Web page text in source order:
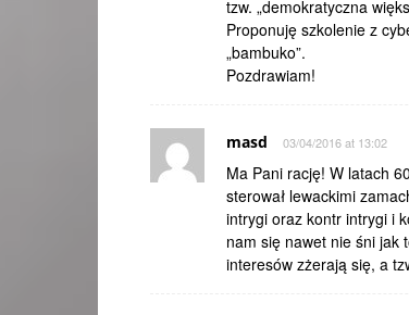
tzw. „demokratyczna
Proponuję szkolenie z
„bambuko”.
Pozdrawiam!
masd 03/04/2016 at 13:02
Ma Pani rację! W latach
sterował lewackimi
intrygi oraz kontr intrygi i
nam się nawet nie śni jak
interesów zżerają się, a